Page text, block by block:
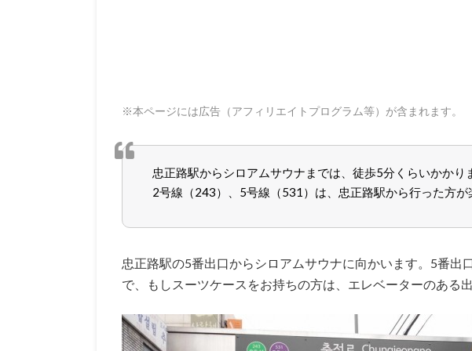
※本ページには広告（アフィリエイトプログラム等）が含まれます。
忠正路駅からシロアムサウナまでは、徒歩5分くらいかかり
2号線（243）、5号線（531）は、忠正路駅から行った方が
忠正路駅の5番出口からシロアムサウナに向かいます。5番出
で、もしスーツケースをお持ちの方は、エレベーターのある